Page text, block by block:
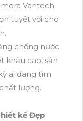
Vantech
tuyệt vời cho
chống nước
khấu cao, sản
ai đang tìm
lượng.
kế Đẹp